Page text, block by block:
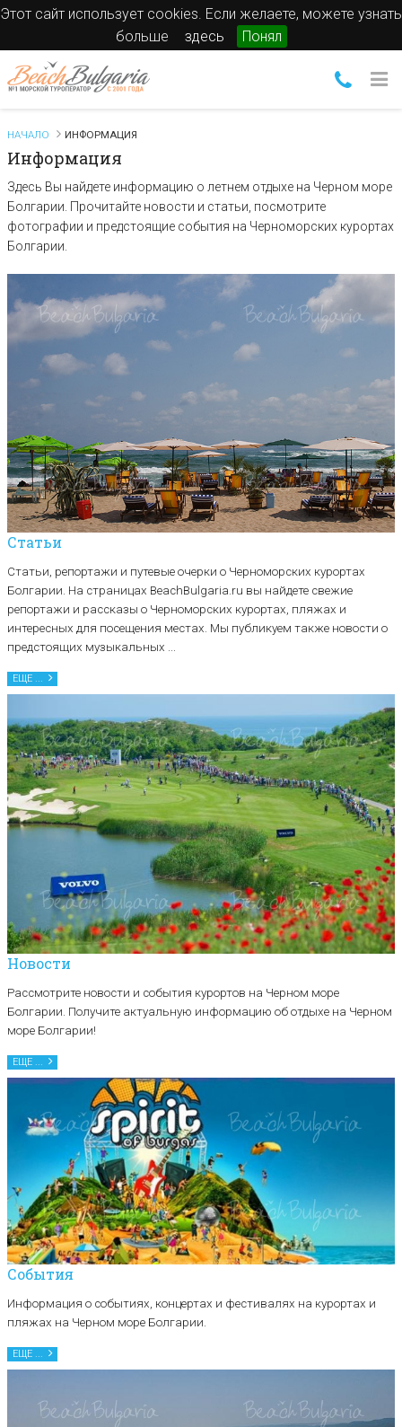
Этот сайт использует cookies. Если желаете, можете узнать
больше
здесь Понял
НАЧАЛО ИНФОРМАЦИЯ
Информация
Здесь Вы найдете информацию о летнем отдыхе на Черном море
Болгарии. Прочитайте новости и статьи, посмотрите
фотографии и предстоящие события на Черноморских курортах
Болгарии.
Статьи
Статьи, репортажи и путевые очерки о Черноморских курортах
Болгарии. На страницах BeachBulgaria.ru вы найдете свежие
репортажи и рассказы о Черноморских курортах, пляжах и
интересных для посещения местах. Мы публикуем также новости о
предстоящих музыкальных ...
ЕЩЕ ...
Новости
Рассмотрите новости и события курортов на Черном море
Болгарии. Получите актуальную информацию об отдыхе на Черном
море Болгарии!
ЕЩЕ ...
События
Информация о событиях, концертах и фестивалях на курортах и
пляжах на Черном море Болгарии.
ЕЩЕ ...